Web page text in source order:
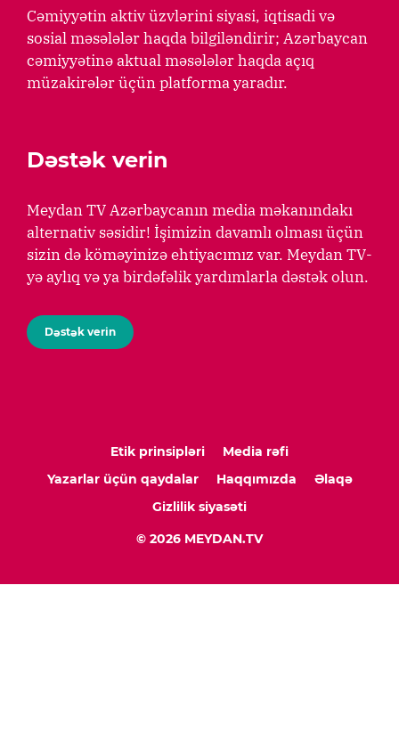
Cəmiyyətin aktiv üzvlərini siyasi, iqtisadi və
sosial məsələlər haqda bilgiləndirir; Azərbaycan
cəmiyyətinə aktual məsələlər haqda açıq
müzakirələr üçün platforma yaradır.
Dəstək verin
Meydan TV Azərbaycanın media məkanındakı
alternativ səsidir! İşimizin davamlı olması üçün
sizin də köməyinizə ehtiyacımız var. Meydan TV-
yə aylıq və ya birdəfəlik yardımlarla dəstək olun.
Dəstək verin
Etik prinsipləri
Media rəfi
Yazarlar üçün qaydalar
Haqqımızda
Əlaqə
Gizlilik siyasəti
© 2026 MEYDAN.TV